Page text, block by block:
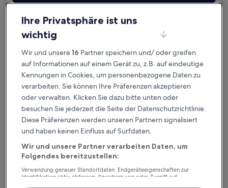
Kostenlose Stornierung bei
Planänderungen
Verdiene Prämien für jede
wahrgenommene Übernachtung
Mehr sparen mit Preisen für Mitglieder
Überprüfe die Preise für diese Daten
Heute
Morgen
Ihre Privatsphäre ist uns
wichtig
Wir und unsere16 Partner speichern und/ oder greifen
auf Informationen auf einem Gerät zu, z.B. auf eindeutige
Kennungen in Cookies, um personenbezogene Daten zu
verarbeiten. Sie können Ihre Präferenzen akzeptieren
oder verwalten. Klicken Sie dazu bitte unten oder
besuchen Sie jederzeit die Seite der Datenschutzrichtlinie.
Diese Präferenzen werden unseren Partnern signalisiert
und haben keinen Einfluss auf Surfdaten.
Wir und unsere Partner verarbeiten Daten, um
Folgendes bereitzustellen:
Verwendung genauer Standortdaten. Endgeräteeigenschaften zur
Identifikation aktiv abfragen. Speichern von oder Zugriff auf